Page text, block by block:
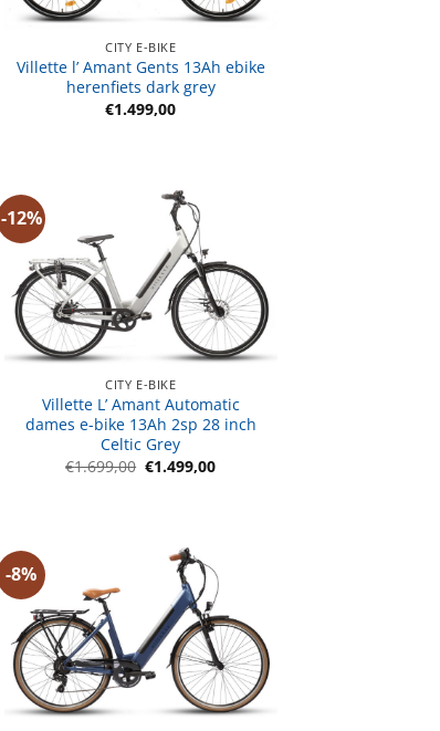
CITY E-BIKE
Villette l’ Amant Gents 13Ah ebike
herenfiets dark grey
€1.499,00
-12%
CITY E-BIKE
Villette L’ Amant Automatic
dames e-bike 13Ah 2sp 28 inch
Celtic Grey
€1.699,00 Oorspronkelijke
€1.499,00Huidige
-8%